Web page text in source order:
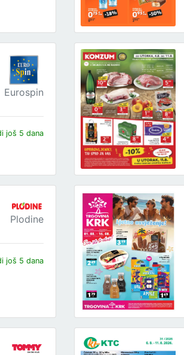
Eurospin
još 5 dana
Plodine
još 5 dana